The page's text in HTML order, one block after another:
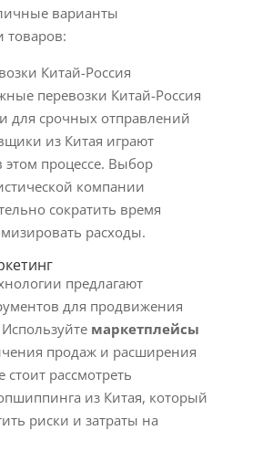
варианты
товаров:
Китай-Россия
перевозки Китай-Россия
для срочных отправлений
из Китая играют
процессе. Выбор
компании
сократить время
расходы.
предлагают
для продвижения
маркетплейсы
продаж и расширения
рассмотреть
из Китая, который
риски и затраты на